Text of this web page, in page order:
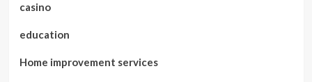
casino
education
Home improvement services